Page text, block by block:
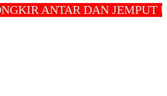
ANTAR DAN JEMPUT